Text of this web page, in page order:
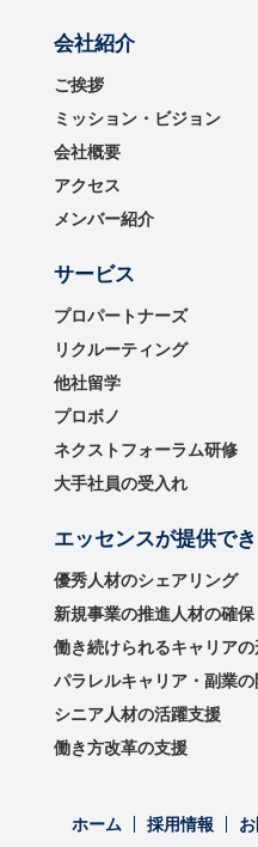
会社紹介
ご挨拶
ミッション・ビジョン
会社概要
アクセス
メンバー紹介
サービス
プロパートナーズ
リクルーティング
他社留学
プロボノ
ネクストフォーラム研修
大手社員の受入れ
エッセンスが提供で
優秀⼈材のシェアリング
新規事業の推進⼈材の確保
働き続けられるキャリアの
パラレルキャリア・副業の
シニア人材の活躍支援
働き方改革の支援
ホーム 採用情報